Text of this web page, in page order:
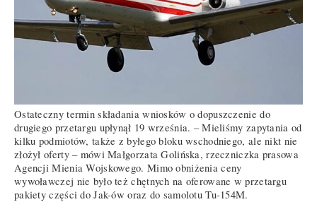
Ostateczny termin składania wniosków o dopuszczenie do
drugiego przetargu upłynął 19 września. – Mieliśmy zapytania od
kilku podmiotów, także z byłego bloku wschodniego, ale nikt nie
złożył oferty – mówi Małgorzata Golińska, rzeczniczka prasowa
Agencji Mienia Wojskowego. Mimo obniżenia ceny
wywoławczej nie było też chętnych na oferowane w przetargu
pakiety części do Jak-ów oraz do samolotu Tu-154M.